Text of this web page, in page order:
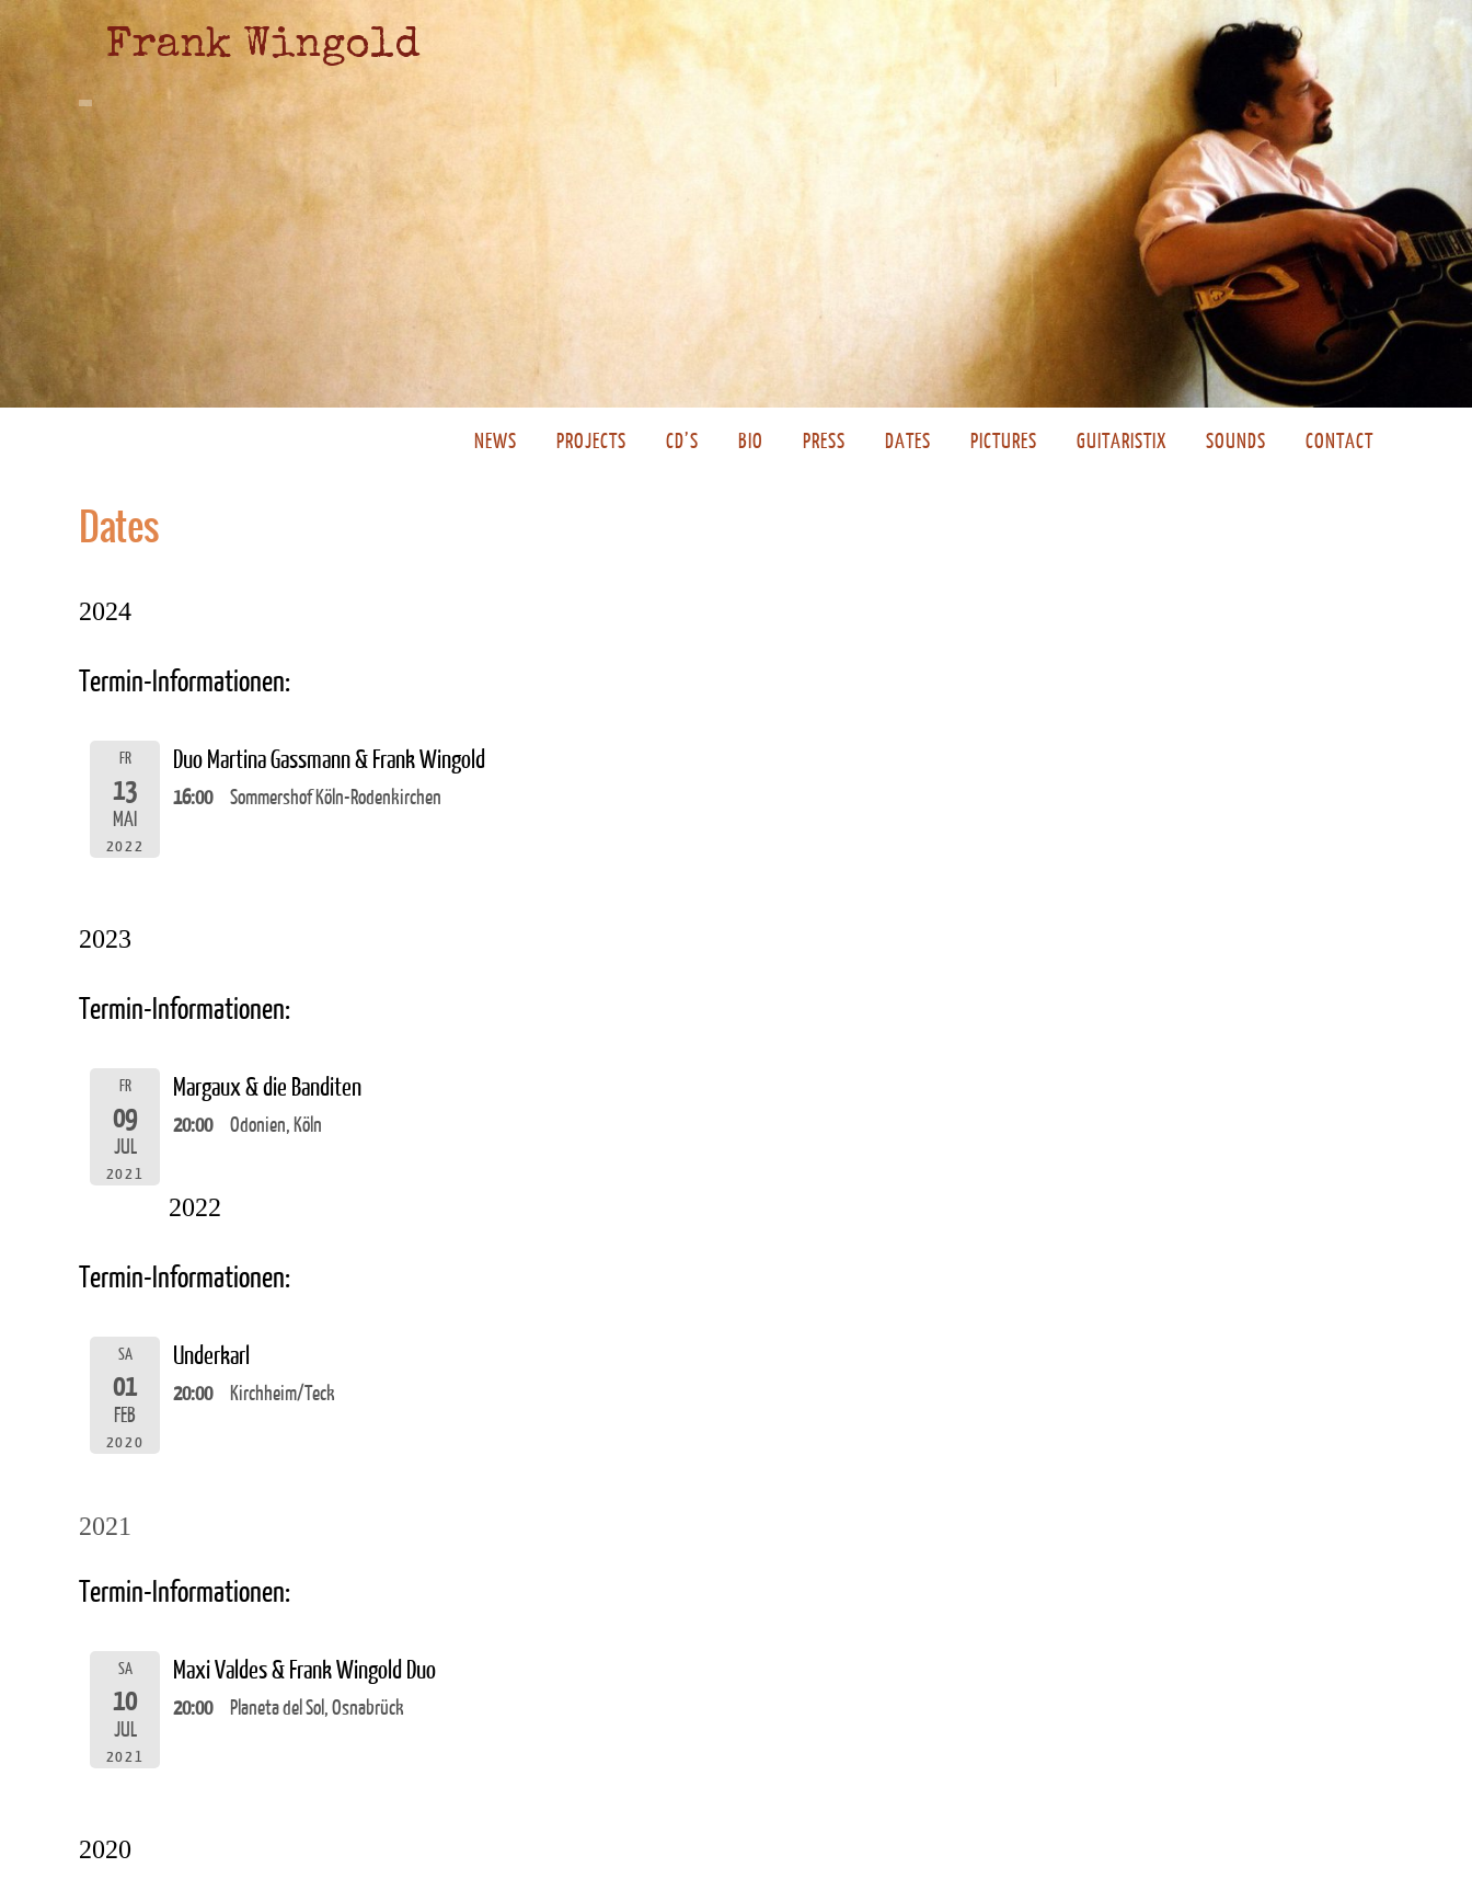
Frank Wingold
NEWS PROJECTS CD’S BIO PRESS DATES PICTURES GUITARISTIX SOUNDS CONTACT
Dates
2024
Termin-Informationen:
FR
13
MAI
2022
Duo Martina Gassmann & Frank Wingold
16:00 Sommershof Köln-Rodenkirchen
2023
Termin-Informationen:
FR
09
JUL
2021
Margaux & die Banditen
20:00 Odonien, Köln
2022
Termin-Informationen:
SA
01
FEB
2020
Underkarl
20:00 Kirchheim/Teck
2021
Termin-Informationen:
SA
10
JUL
2021
Maxi Valdes & Frank Wingold Duo
20:00 Planeta del Sol, Osnabrück
2020